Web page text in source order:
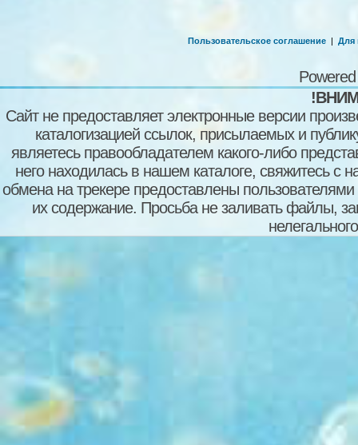
Пользовательское соглашение | Для
Сайт не предоставляет электронные версии
каталогизацией ссылок, присылаемых и
являетесь правообладателем какого-либо
него находилась в нашем каталоге, свяжитесь
обмена на трекере предоставлены пользователями
их содержание. Просьба не заливать файлы,